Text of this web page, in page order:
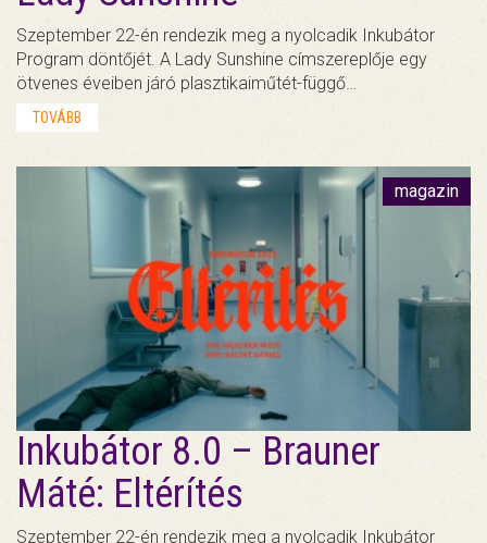
Szeptember 22-én rendezik meg a nyolcadik Inkubátor
Program döntőjét. A Lady Sunshine címszereplője egy
ötvenes éveiben járó plasztikaiműtét-függő…
TOVÁBB
magazin
Inkubátor 8.0 – Brauner
Máté: Eltérítés
Szeptember 22-én rendezik meg a nyolcadik Inkubátor